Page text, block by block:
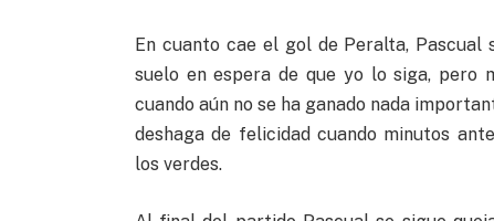
En cuanto cae el gol de Peralta,
suelo en espera de que yo lo siga, pero
cuando aún no se ha ganado nada
deshaga de felicidad cuando minutos
los verdes.